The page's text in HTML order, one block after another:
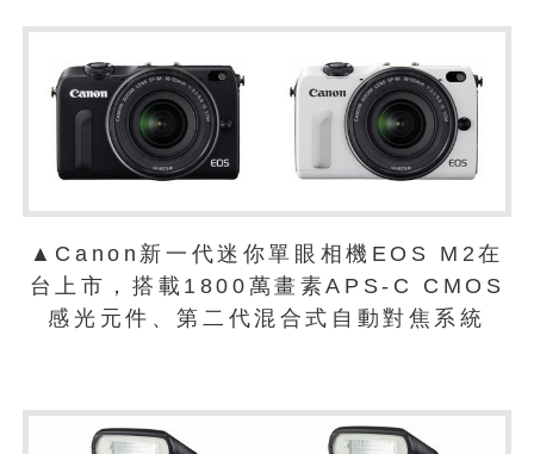
▲Canon新一代迷你單眼相機EOS M2在
台上市，搭載1800萬畫素APS-C CMOS
感光元件、第二代混合式自動對焦系統